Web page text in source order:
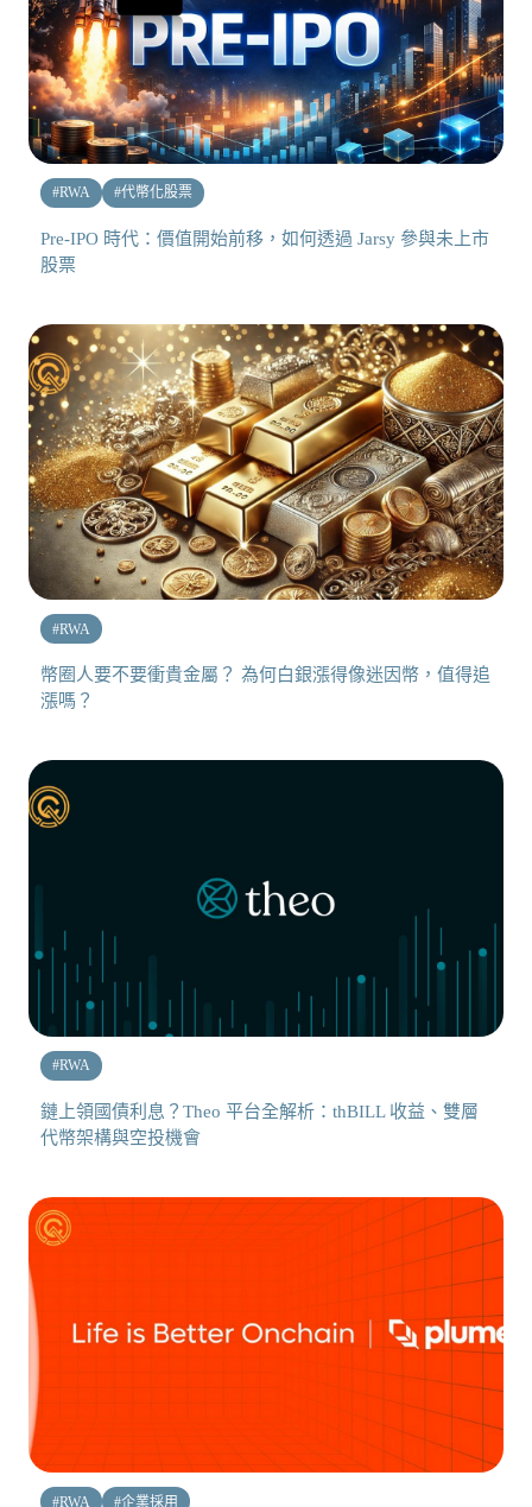
#RWA #代幣化股票
Pre-IPO 時代：價值開始前移，如何透過 Jarsy 參與未上市
股票
#RWA
幣圈人要不要衝貴金屬？ 為何白銀漲得像迷因幣，值得追
漲嗎？
#RWA
鏈上領國債利息？Theo 平台全解析：thBILL 收益、雙層
代幣架構與空投機會
#RWA #企業採用